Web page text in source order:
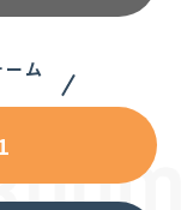
ーム